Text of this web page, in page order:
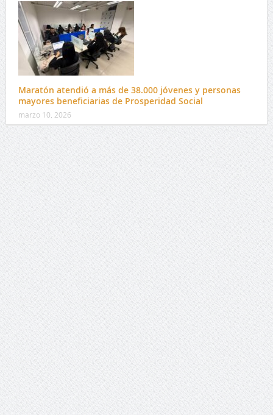
Maratón atendió a más de 38.000 jóvenes y personas
mayores beneficiarias de Prosperidad Social
marzo 10, 2026